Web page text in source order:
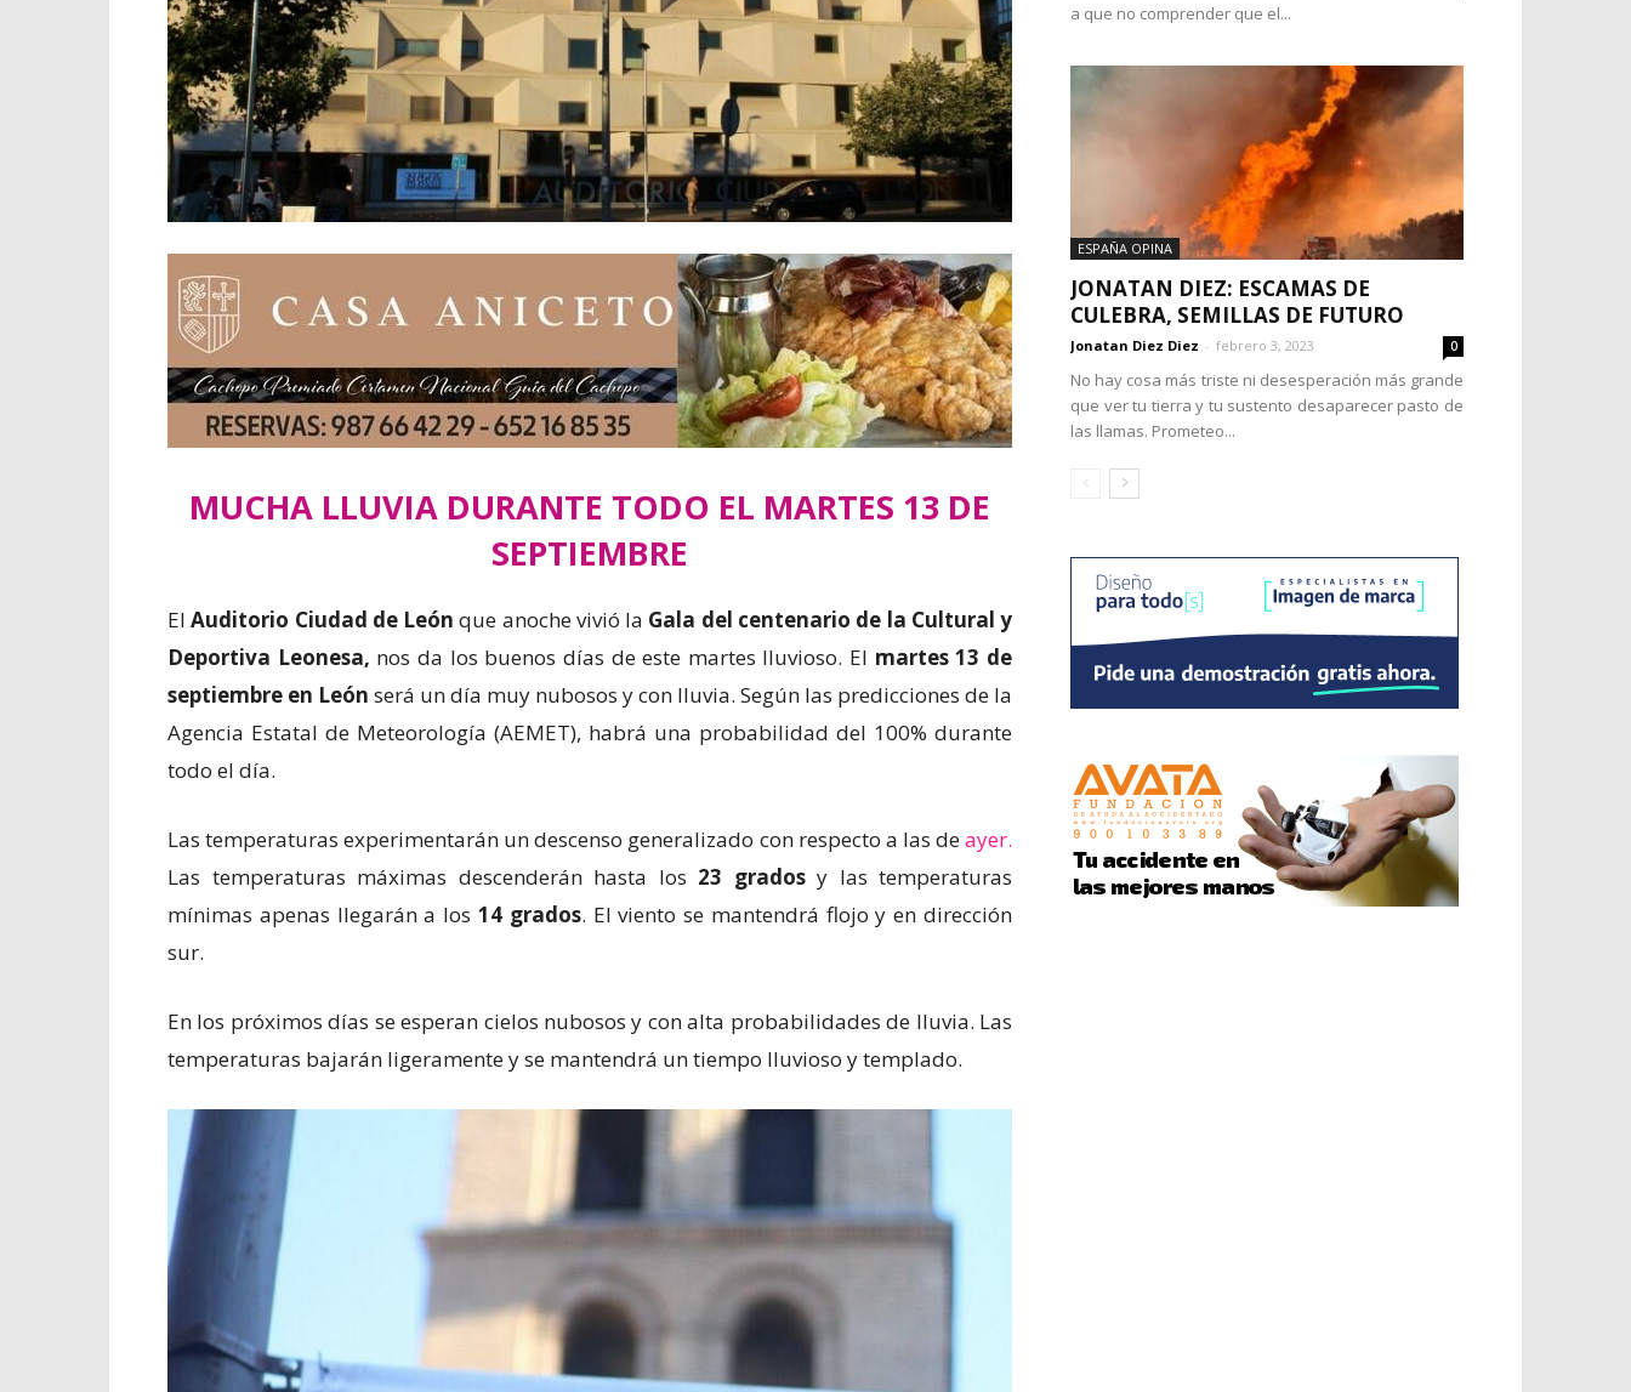
MUCHA LLUVIA DURANTE TODO EL MARTES 13 DE
SEPTIEMBRE
ElAuditorio Ciudad de León que anoche vivió la Gala del centenario de la Cultural y
Deportiva Leonesa, nos da los buenos días de este martes lluvioso. El martes 13 de
septiembre en León será un día muy nubosos y con lluvia. Según las predicciones de la
Agencia Estatal de Meteorología (AEMET), habrá una probabilidad del 100% durante
todo el día.
Las temperaturas experimentarán un descenso generalizado con respecto a las deayer.
Las temperaturas máximas descenderán hasta los 23 gradosy las temperaturas
mínimas apenas llegarán a los 14 grados. El viento se mantendrá flojo y en dirección
sur.
En los próximos días se esperan cielos nubosos y con alta probabilidades de lluvia. Las
temperaturas bajarán ligeramente y se mantendrá un tiempo lluvioso y templado.
a que no comprender que el...
ESPAÑA OPINA
JONATAN DIEZ: ESCAMAS DE
CULEBRA, SEMILLAS DE FUTURO
Jonatan Diez Diez - febrero 3, 2023 0
No hay cosa más triste ni desesperación más grande
que ver tu tierra y tu sustento desaparecer pasto de
las llamas. Prometeo...